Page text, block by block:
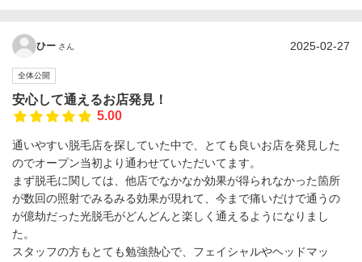
ひー さん 2025-02-27
全体公開
安心して通えるお店発見！
5.00
通いやすい脱毛店を探していた中で、とても良いお店を発見した
のでオープン当初より通わせていただいてます。
まず脱毛に関しては、他店でなかなか効果が得られなかった箇所
が数回の照射でみるみる効果が現れて、今まで痛いだけで通うの
が億劫だった光脱毛がどんどんと楽しく通えるようになりまし
た。
スタッフの方もとても勉強熱心で、フェイシャルやヘッドマッ